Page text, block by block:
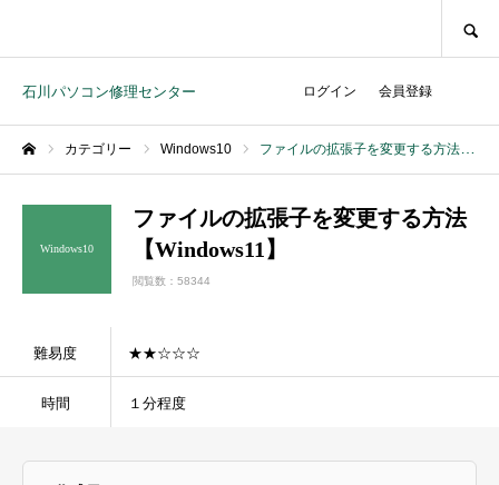
石川パソコン修理センター ログイン 会員登録
カテゴリー Windows10 ファイルの拡張子を変更する方法【Windows11】
Windows10
ファイルの拡張子を変更する方法
【Windows11】
閲覧数：58344
難易度 ★★☆☆☆
時間 １分程度